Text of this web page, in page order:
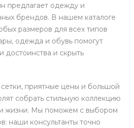
предлагает одежду и
брендов. В нашем каталоге
размеров для всех типов
одежда и обувь помогут
достоинства и скрыть
приятные цены и большой
собрать стильную коллекцию
жизни. Мы поможем с выбором
наши консультанты точно